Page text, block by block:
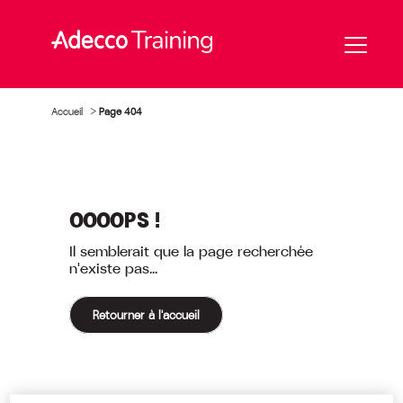
Accueil >Page 404
OOOOPS !
Il semblerait que la page recherchée
n'existe pas...
Retourner à l'accueil